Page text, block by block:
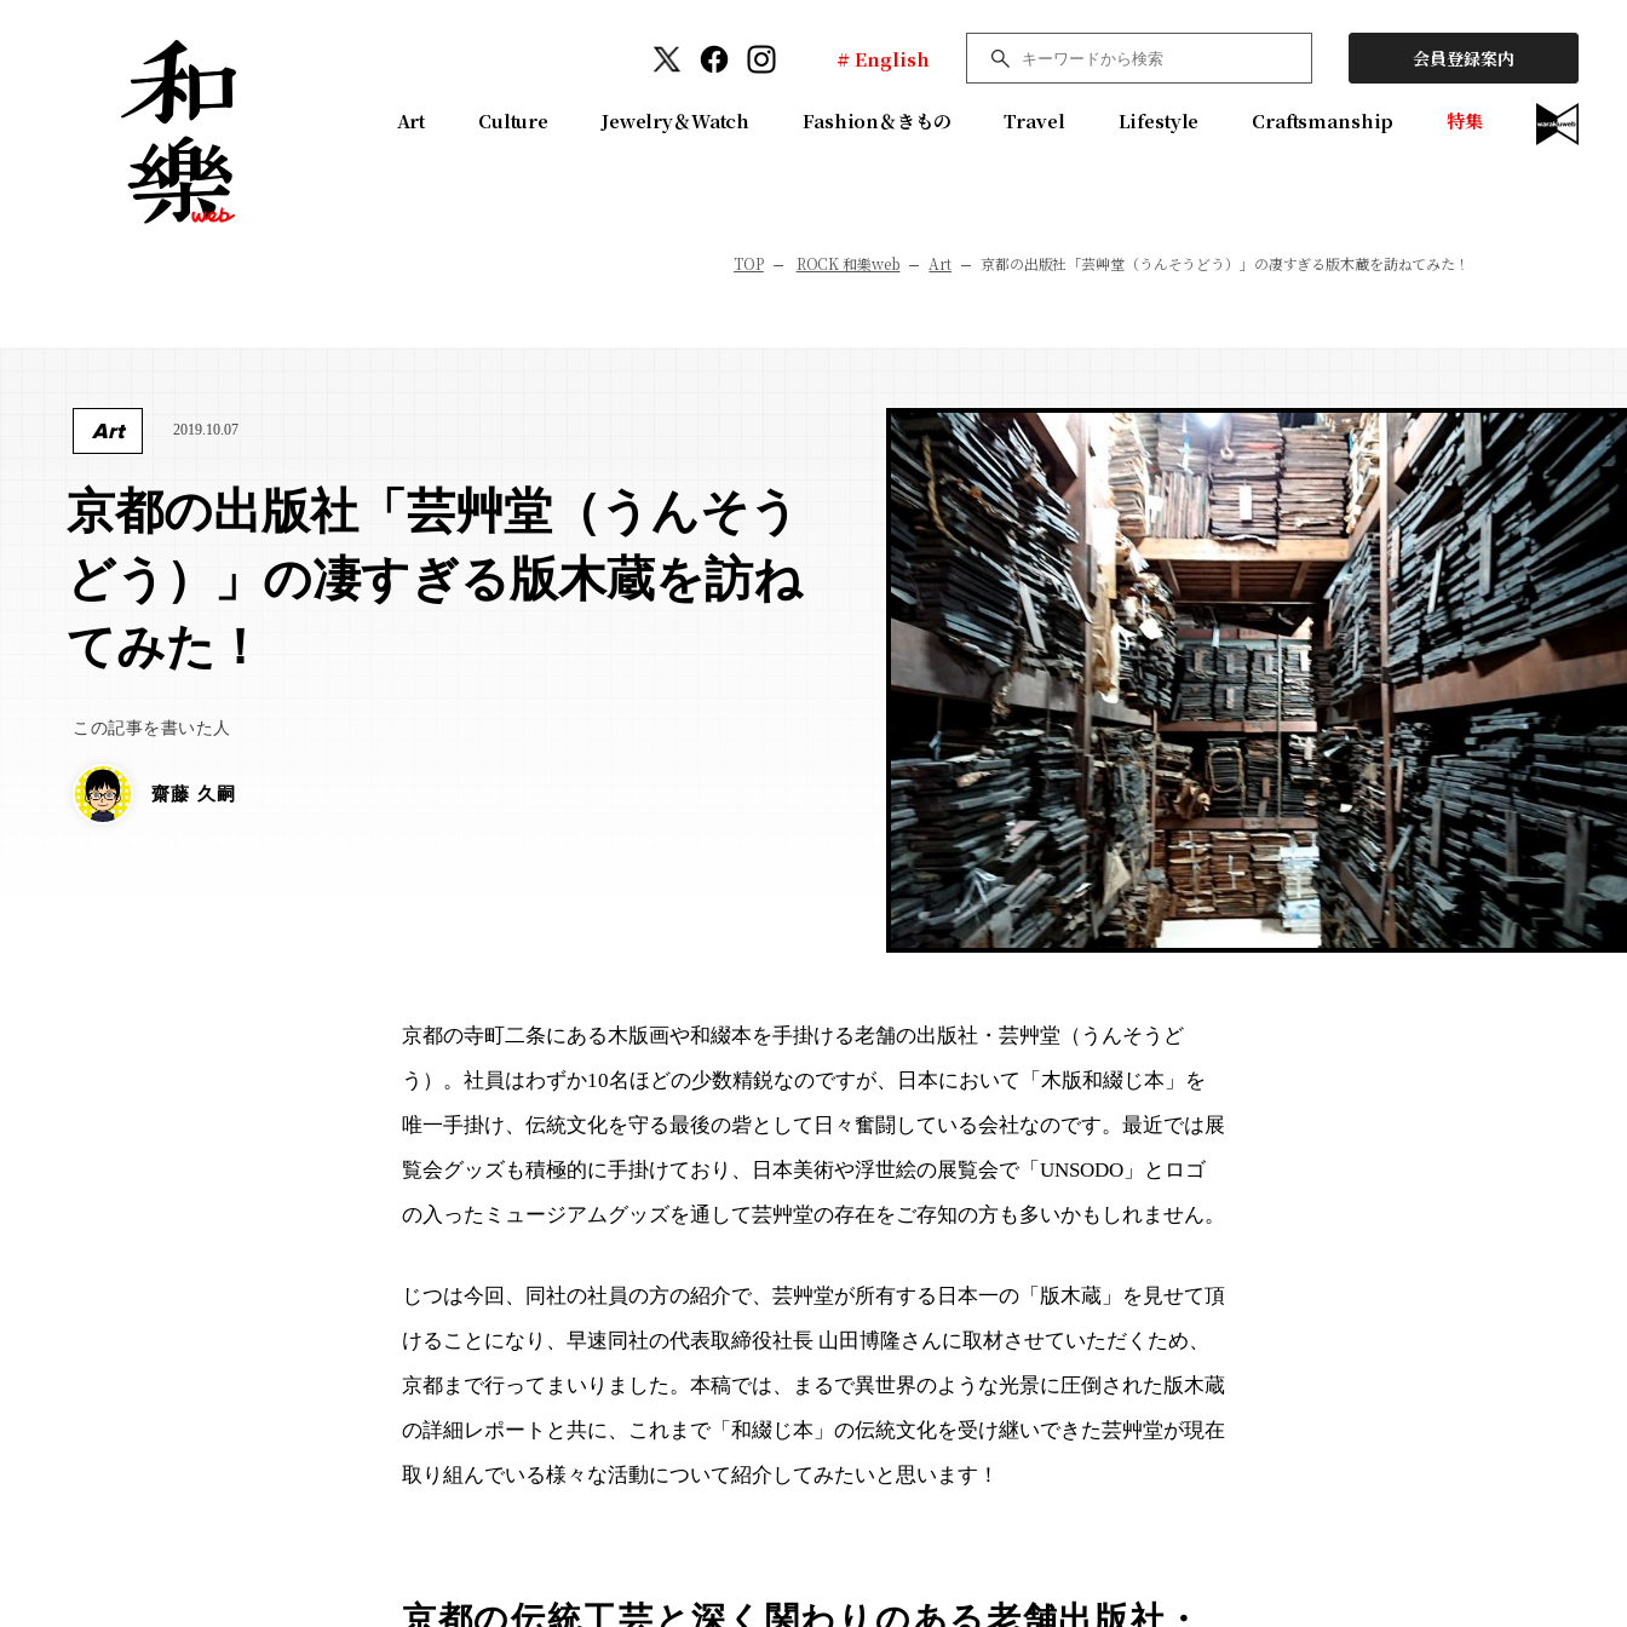
# English 会員登録案内
Art Culture Jewelry＆Watch Fashion＆きもの Travel Lifestyle Craftsmanship 特集
TOP ROCK 和樂web Art 京都の出版社「芸艸堂（うんそうどう）」の凄すぎる版木蔵を訪ねてみた！
Art 2019.10.07
京都の出版社「芸艸堂（うんそう
どう）」の凄すぎる版木蔵を訪ね
てみた！
この記事を書いた人
齋藤 久嗣
京都の寺町二条にある木版画や和綴本を手掛ける老舗の出版社・芸艸堂（うんそうど
う）。社員はわずか10名ほどの少数精鋭なのですが、日本において「木版和綴じ本」を
唯一手掛け、伝統文化を守る最後の砦として日々奮闘している会社なのです。最近では展
覧会グッズも積極的に手掛けており、日本美術や浮世絵の展覧会で「UNSODO」とロゴ
の入ったミュージアムグッズを通して芸艸堂の存在をご存知の方も多いかもしれません。
じつは今回、同社の社員の方の紹介で、芸艸堂が所有する日本一の「版木蔵」を見せて頂
けることになり、早速同社の代表取締役社長 山田博隆さんに取材させていただくため、
京都まで行ってまいりました。本稿では、まるで異世界のような光景に圧倒された版木蔵
の詳細レポートと共に、これまで「和綴じ本」の伝統文化を受け継いできた芸艸堂が現在
取り組んでいる様々な活動について紹介してみたいと思います！
京都の伝統工芸と深く関わりのある老舗出版社・